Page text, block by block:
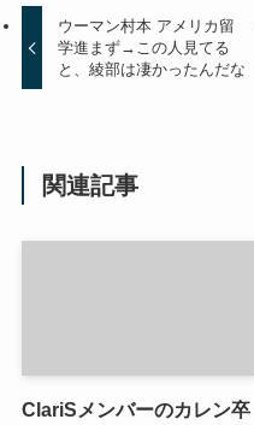
ウーマン村本 アメリカ留
学進まず→この人見てる
と、綾部は凄かったんだな
関連記事
ClariSメンバーのカレン卒